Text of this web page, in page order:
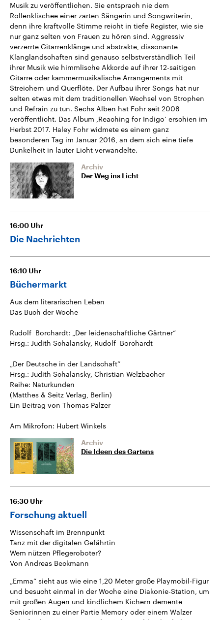
Musik zu veröffentlichen. Sie entsprach nie dem
Rollenklischee einer zarten Sängerin und Songwriterin,
denn ihre kraftvolle Stimme reicht in tiefe Register, wie sie
nur ganz selten von Frauen zu hören sind. Aggressiv
verzerrte Gitarrenklänge und abstrakte, dissonante
Klanglandschaften sind genauso selbstverständlich Teil
ihrer Musik wie himmlische Akkorde auf ihrer 12-saitigen
Gitarre oder kammermusikalische Arrangements mit
Streichern und Querflöte. Der Aufbau ihrer Songs hat nur
selten etwas mit dem traditionellen Wechsel von Strophen
und Refrain zu tun. Sechs Alben hat Fohr seit 2008
veröffentlicht. Das Album ,Reaching for Indigo’ erschien im
Herbst 2017. Haley Fohr widmete es einem ganz
besonderen Tag im Januar 2016, an dem sich eine tiefe
Dunkelheit in lauter Licht verwandelte.
Archiv
Der Weg ins Licht
16:00 Uhr
Die Nachrichten
16:10 Uhr
Büchermarkt
Aus dem literarischen Leben
Das Buch der Woche
Rudolf Borchardt: „Der leidenschaftliche Gärtner“
Hrsg.: Judith Schalansky, Rudolf Borchardt
„Der Deutsche in der Landschaft“
Hrsg.: Judith Schalansky, Christian Welzbacher
Reihe: Naturkunden
(Matthes & Seitz Verlag, Berlin)
Ein Beitrag von Thomas Palzer
Am Mikrofon: Hubert Winkels
Archiv
Die Ideen des Gartens
16:30 Uhr
Forschung aktuell
Wissenschaft im Brennpunkt
Tanz mit der digitalen Gefährtin
Wem nützen Pflegeroboter?
Von Andreas Beckmann
„Emma“ sieht aus wie eine 1,20 Meter große Playmobil-Figur
und besucht einmal in der Woche eine Diakonie-Station, um
mit großen Augen und kindlichem Kichern demente
Seniorinnen zu einer Partie Memory oder einem Walzer